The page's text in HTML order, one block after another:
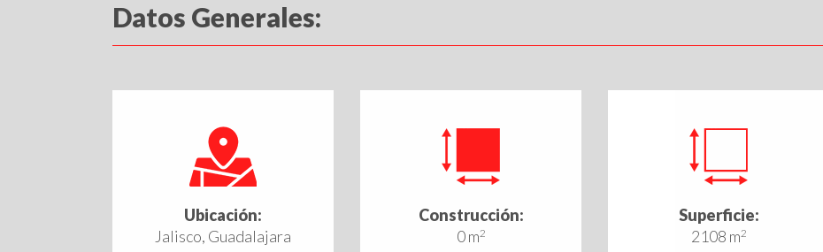
Datos Generales:
Ubicación:
Jalisco, Guadalajara
Construcción:
0 m2
Superficie:
2108 m2